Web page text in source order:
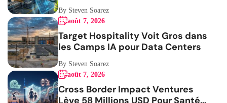
By Steven Soarez
août 7, 2026
Target Hospitality Voit Gros dans
les Camps IA pour Data Centers
By Steven Soarez
août 7, 2026
Cross Border Impact Ventures
Lève 58 Millions USD Pour Santé